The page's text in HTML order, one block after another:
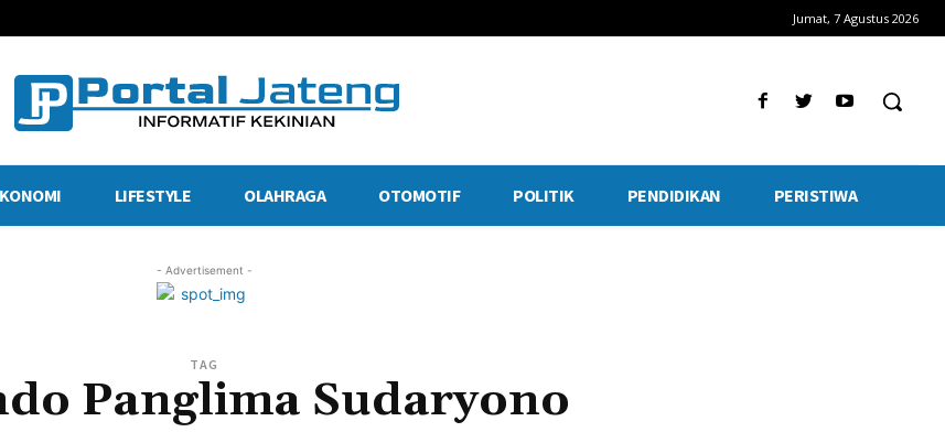
Jumat, 7 Agustus 2026
LIFESTYLE OLAHRAGA OTOMOTIF POLITIK PENDIDIKAN PERISTIWA
- Advertisement -
TAG
Panglima Sudaryono